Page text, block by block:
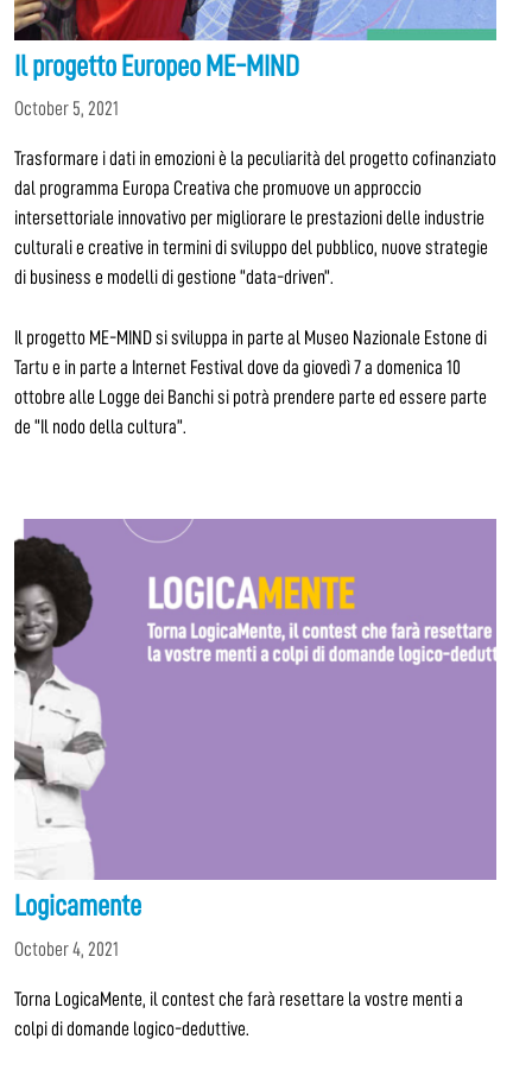
Il progetto Europeo ME-MIND
October 5, 2021
Trasformare i dati in emozioni è la peculiarità del progetto cofinanziato
dal programma Europa Creativa che promuove un approccio
intersettoriale innovativo per migliorare le prestazioni delle industrie
culturali e creative in termini di sviluppo del pubblico, nuove strategie
di business e modelli di gestione “data-driven”.
Il progetto ME-MIND si sviluppa in parte al Museo Nazionale Estone di
Tartu e in parte a Internet Festival dove da giovedì 7 a domenica 10
ottobre alle Logge dei Banchi si potrà prendere parte ed essere parte
de “Il nodo della cultura”.
Logicamente
October 4, 2021
Torna LogicaMente, il contest che farà resettare la vostre menti a
colpi di domande logico-deduttive.